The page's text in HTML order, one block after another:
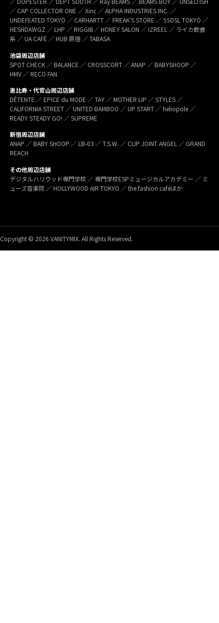
／ CAP COLLECTOR ONE ／ Xinc ／ ALPHA INDUSTRIES INC. ／
UNDEFEATED TOKYO ／ CARHARTT ／ FREAK’S STORE ／ 55DSL TOKYO ／
HESHDAWGZ ／ LHP ／ RIGGIB／ HONEY SALON ／ IZREEL ／ ライカ飲食
系 ／ UA CAFÉ ／ HUB 原宿 ／ TABASA
池袋周辺店舗
SPOT CHECK ／ BALANCE ／ CROSSCORT ／ ANAP ／ BABYSHOOP ／
HMV ／ RECO FAN
恵比寿・代官山周辺店舗
DÉTENTE ／ EPICE du MODE ／ TAY ／ MOTHER LIP ／ STYLES ／
CALIFORNIA STREET ／ UNITED BAMBOO ／ UP START ／ heliopole ／
READY STEADY GO! ／ SUPREME
新宿周辺店舗
ANAP ／ BABY SHOOP ／ LB-03 ／ T.S.W. ／ CLIP JOINT ANGEL ／ GRAND
REACH
その他周辺店舗
デジタルハリウッド専門学校 ／ 専門学校ESPミュージカルアカデミー ／ ミ
ューズ音楽院 ／ HOLLYWOOD AIR TOKYO ／ the fashion caféほか
Copyright © 2026 VANITYMIX. All Rights Reserved.